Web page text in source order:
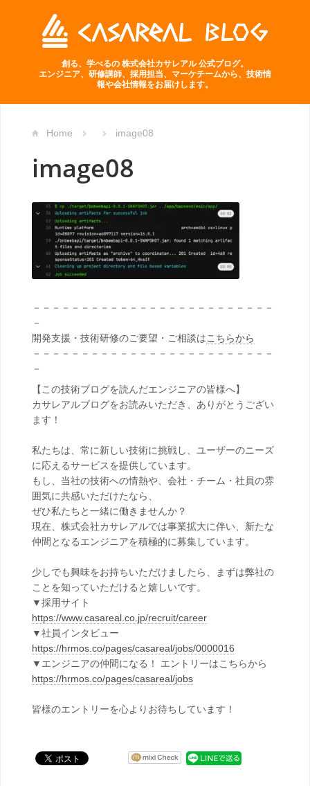
創る、学べるの 株式会社カサレアル 公式ブログ。
エンジニア、研修講師、採用担当、マーケチームから、技術情
報や会社情報をお届けします。
Home image08
image08
－－－－－－－－－－－－－－－－－－－－－－－－－
－
開発支援・技術研修のご要望・ご相談はこちらから
－－－－－－－－－－－－－－－－－－－－－－－－－
－
【この技術ブログを読んだエンジニアの皆様へ】
カサレアルブログをお読みいただき、ありがとうござい
ます！
私たちは、常に新しい技術に挑戦し、ユーザーのニーズ
に応えるサービスを提供しています。
もし、当社の技術への情熱や、会社・チーム・社員の雰
囲気に共感いただけたなら、
ぜひ私たちと一緒に働きませんか？
現在、株式会社カサレアルでは事業拡大に伴い、新たな
仲間となるエンジニアを積極的に募集しています。
少しでも興味をお持ちいただけましたら、まずは弊社の
ことを知っていただけると嬉しいです。
▼採用サイト
https://www.casareal.co.jp/recruit/career
▼社員インタビュー
https://hrmos.co/pages/casareal/jobs/0000016
▼エンジニアの仲間になる！ エントリーはこちらから
https://hrmos.co/pages/casareal/jobs
皆様のエントリーを心よりお待ちしています！